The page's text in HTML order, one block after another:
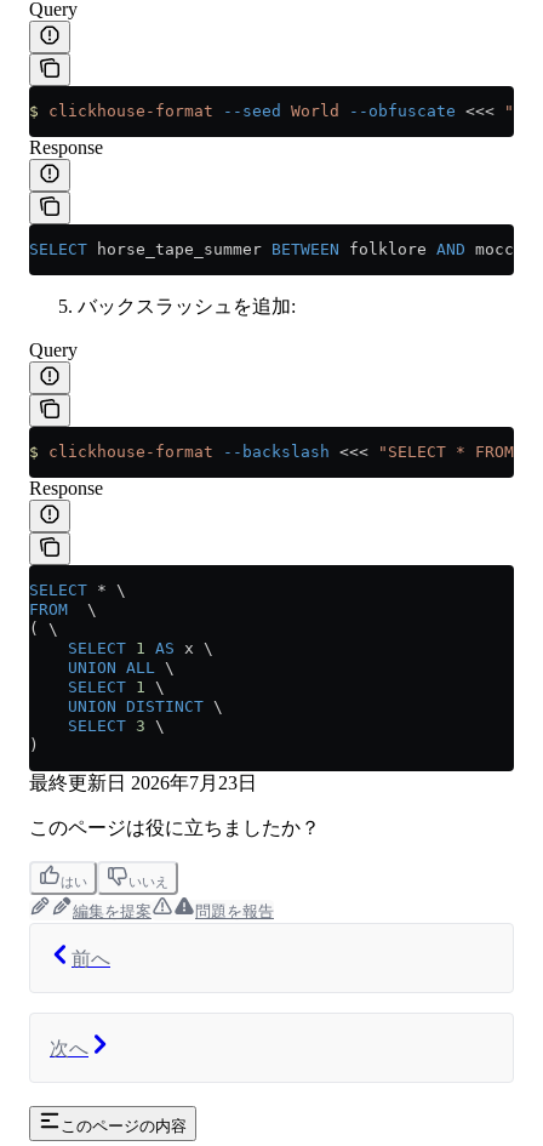
Query
$ clickhouse-format --seed World --obfuscate <<<
Response
SELECT horse_tape_summer BETWEEN folklore AND
バックスラッシュを追加:
Query
$ clickhouse-format --backslash <<< "SELECT * FROM
Response
SELECT * \
FROM
  \
( \
    SELECT
1 AS x \
    UNION ALL
\
    SELECT
1
\
    UNION
DISTINCT \
    SELECT
3 \
)
最終更新日 2026年7月23日
このページは役に立ちましたか？
はい いいえ
編集を提案 問題を報告
前へ
次へ
このページの内容